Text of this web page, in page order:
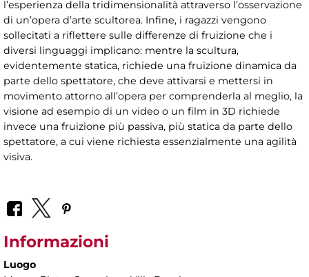
l’esperienza della tridimensionalità attraverso l’osservazione
di un’opera d’arte scultorea. Infine, i ragazzi vengono
sollecitati a riflettere sulle differenze di fruizione che i
diversi linguaggi implicano: mentre la scultura,
evidentemente statica, richiede una fruizione dinamica da
parte dello spettatore, che deve attivarsi e mettersi in
movimento attorno all’opera per comprenderla al meglio, la
visione ad esempio di un video o un film in 3D richiede
invece una fruizione più passiva, più statica da parte dello
spettatore, a cui viene richiesta essenzialmente una agilità
visiva.
Informazioni
Luogo